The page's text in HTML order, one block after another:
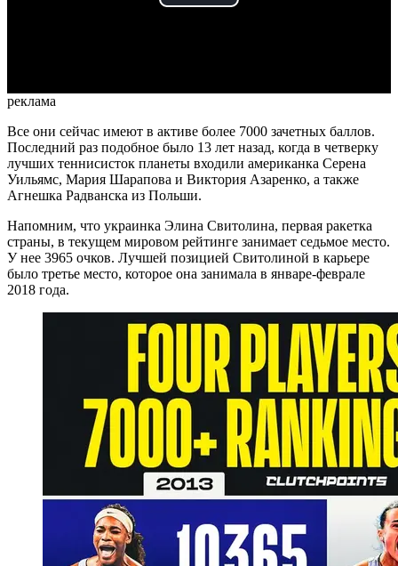
реклама
Все они сейчас имеют в активе более 7000 зачетных баллов.
Последний раз подобное было 13 лет назад, когда в четверку
лучших теннисисток планеты входили американка Серена
Уильямс, Мария Шарапова и Виктория Азаренко, а также
Агнешка Радванска из Польши.
Напомним, что украинка Элина Свитолина, первая ракетка
страны, в текущем мировом рейтинге занимает седьмое место.
У нее 3965 очков. Лучшей позицией Свитолиной в карьере
было третье место, которое она занимала в январе-феврале
2018 года.